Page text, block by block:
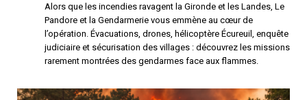
Alors que les incendies ravagent la Gironde et les Landes, Le
Pandore et la Gendarmerie vous emmène au cœur de
l’opération. Évacuations, drones, hélicoptère Écureuil, enquête
judiciaire et sécurisation des villages : découvrez les missions
rarement montrées des gendarmes face aux flammes.